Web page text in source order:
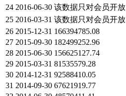
24 2016-06-30 该数据只对会员开放
25 2016-03-31 该数据只对会员开放
26 2015-12-31 166394785.08
27 2015-09-30 182499252.96
28 2015-06-30 156625127.74
29 2015-03-31 81535579.28
30 2014-12-31 92588410.05
31 2014-09-30 67621919.77